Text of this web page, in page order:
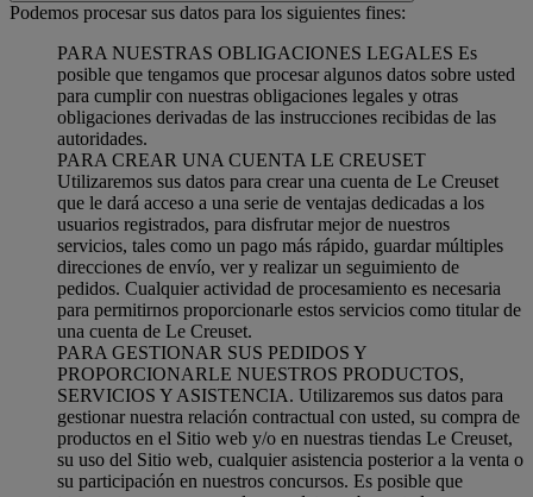
Podemos procesar sus datos para los siguientes fines:
PARA NUESTRAS OBLIGACIONES LEGALES Es
posible que tengamos que procesar algunos datos sobre usted
para cumplir con nuestras obligaciones legales y otras
obligaciones derivadas de las instrucciones recibidas de las
autoridades.
PARA CREAR UNA CUENTA LE CREUSET
Utilizaremos sus datos para crear una cuenta de Le Creuset
que le dará acceso a una serie de ventajas dedicadas a los
usuarios registrados, para disfrutar mejor de nuestros
servicios, tales como un pago más rápido, guardar múltiples
direcciones de envío, ver y realizar un seguimiento de
pedidos. Cualquier actividad de procesamiento es necesaria
para permitirnos proporcionarle estos servicios como titular de
una cuenta de Le Creuset.
PARA GESTIONAR SUS PEDIDOS Y
PROPORCIONARLE NUESTROS PRODUCTOS,
SERVICIOS Y ASISTENCIA. Utilizaremos sus datos para
gestionar nuestra relación contractual con usted, su compra de
productos en el Sitio web y/o en nuestras tiendas Le Creuset,
su uso del Sitio web, cualquier asistencia posterior a la venta o
su participación en nuestros concursos. Es posible que